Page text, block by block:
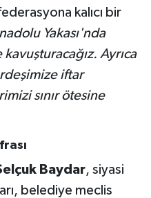
kalıcı bir
Yakası'nda
Ayrıca
iftar
sınır ötesine
Baydar, siyasi
belediye meclis